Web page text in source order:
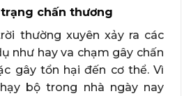
trạng chấn thương
thường xuyên xảy ra các
như hay va chạm gây chấn
gây tổn hại đến cơ thể. Vì
bộ trong nhà ngày nay